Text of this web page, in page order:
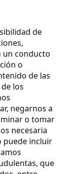
de
un conducto
o
de las
los
negarnos a
o tomar
necesaria
puede incluir
que